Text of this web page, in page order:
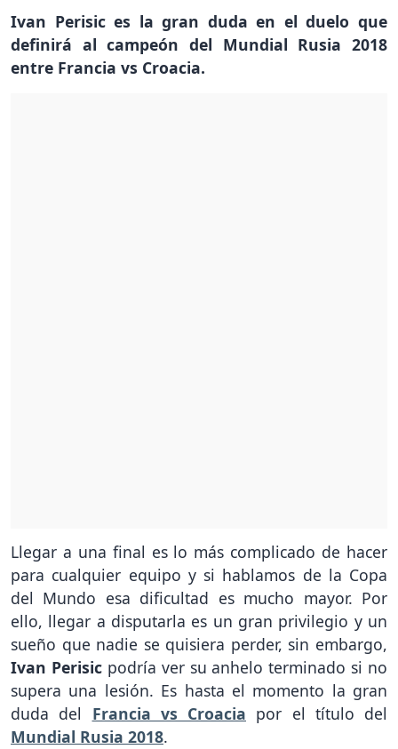
Ivan Perisic es la gran duda en el duelo que
definirá al campeón del Mundial Rusia 2018
entre Francia vs Croacia.
Llegar a una final es lo más complicado de hacer
para cualquier equipo y si hablamos de la Copa
del Mundo esa dificultad es mucho mayor. Por
ello, llegar a disputarla es un gran privilegio y un
sueño que nadie se quisiera perder, sin embargo,
Ivan Perisicpodría ver su anhelo terminado si no
supera una lesión. Es hasta el momento la gran
duda del Francia vs Croacia por el título del
Mundial Rusia 2018.